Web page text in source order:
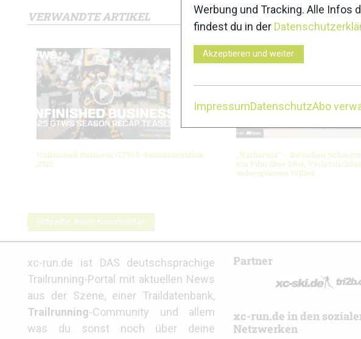
VERWANDTE ARTIKEL
Unfinished Business: GTWS-Saisonrückblick
2025
„Katharina“ – Zwischen
Ein Film über Mut,
unbeugsamen Willen
Schreibe einen Kommentar
xc-run.de ist DAS deutschsprachige
Trailrunning-Portal mit aktuellen News
aus der Szene, einer Traildatenbank,
Trailrunning-Community und allem
was du sonst noch über deine
Partner
xc-run.de in den
Netzwerken
Werbung und Tracking. Alle Infos
findest du in der
Akzeptieren und weiter
ImpressumDatenschutzAbo